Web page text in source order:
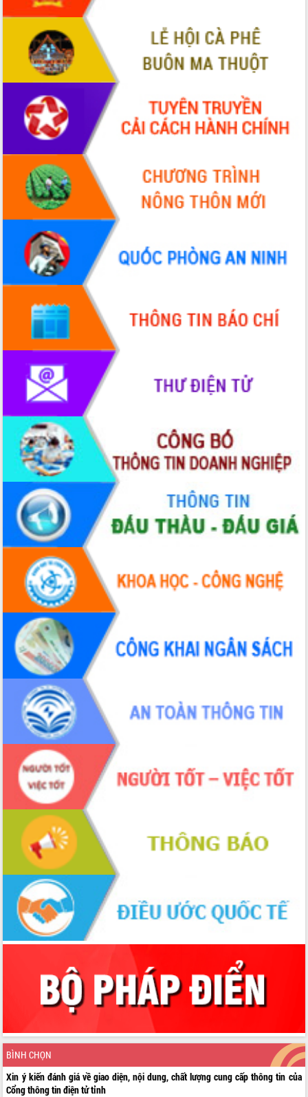
BÌNH CHỌN
Xin ý kiến đánh giá về giao diện, nội dung, chất lượng cung cấp thông tin của
Cổng thông tin điện tử tỉnh